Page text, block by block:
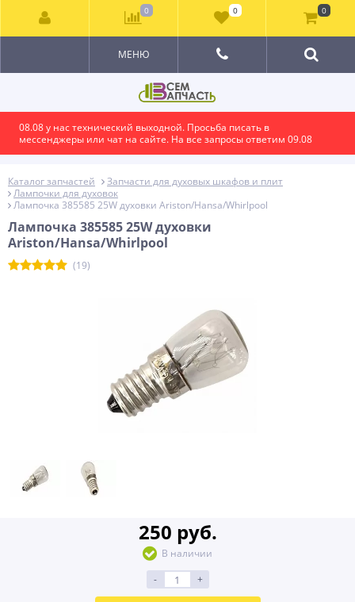
08.08 у нас технический выходной. Просьба писать в
мессенджеры или чат на сайте. На все запросы ответим 09.08
МЕНЮ
Каталог запчастей
Запчасти для духовых шкафов и плит
Лампочки для духовок
Лампочка 385585 25W духовки Ariston/Hansa/Whirlpool
Лампочка 385585 25W духовки
Ariston/Hansa/Whirlpool
(19)
250 руб.
В наличии
-
+
0 0 0